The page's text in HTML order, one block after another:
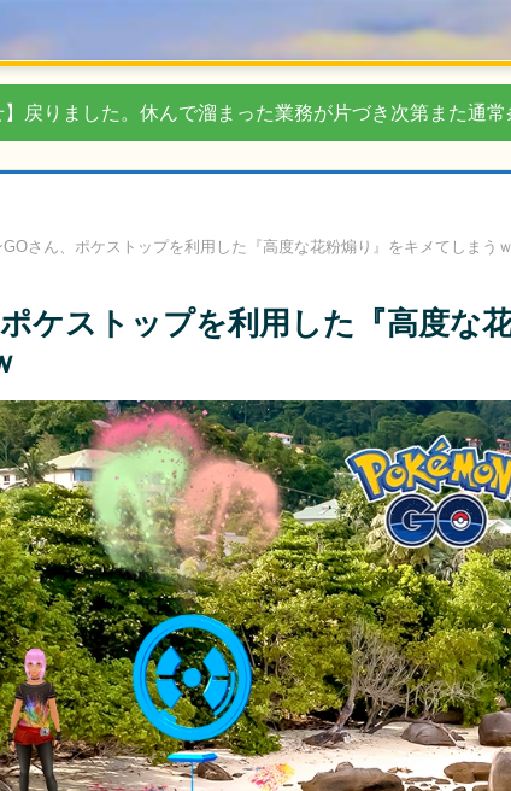
】戻りました。休んで溜まった業務が片づき次第また通常
GOさん、ポケストップを利用した『高度な花粉煽り』をキメてしまう
ケストップを利用した『高度な